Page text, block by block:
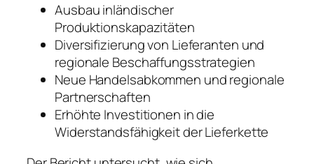
Ausbau inländischer
Produktionskapazitäten
Diversifizierung von Lieferanten und
regionale Beschaffungsstrategien
Neue Handelsabkommen und regionale
Partnerschaften
Erhöhte Investitionen in die
Widerstandsfähigkeit der Lieferkette